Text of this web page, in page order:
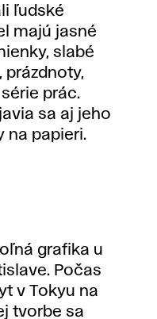
ľudské
majú jasné
slabé
prác.
sa aj jeho
na papieri.
grafika u
Počas
v Tokyu na
tvorbe sa